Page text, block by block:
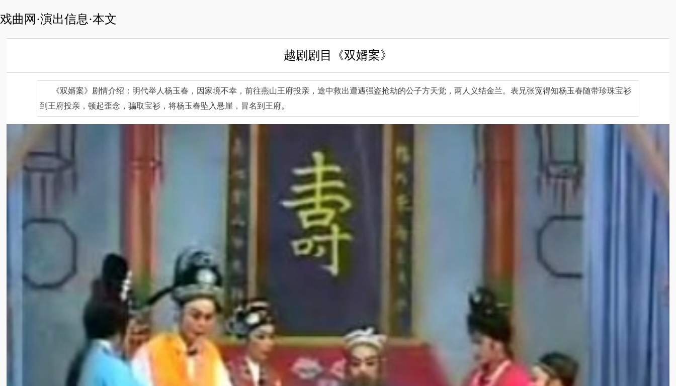
戏曲网·演出信息·本文
越剧剧目《双婿案》
《双婿案》剧情介绍：明代举人杨玉春，因家境不幸，前往燕山王府投亲，途中救出遭遇强盗抢劫的公子方天觉，两人义结金兰。表兄张宽得知杨玉春随带珍珠宝衫
到王府投亲，顿起歪念，骗取宝衫，将杨玉春坠入悬崖，冒名到王府。